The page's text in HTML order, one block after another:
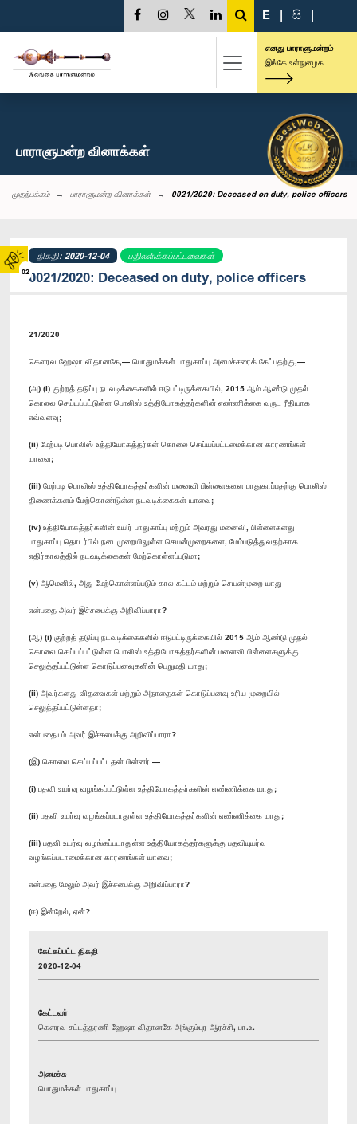
02
E | සි |
எனது பாராளுமன்றம்
இங்கே உள்நுழைக
பாராளுமன்ற வினாக்கள்
முதற்பக்கம் பாராளுமன்ற வினாக்கள் 0021/2020: Deceased on duty, police officers
திகதி: 2020-12-04 பதிலளிக்கப்பட்டவைகள்
0021/2020: Deceased on duty, police officers
21/2020
கௌரவ ஹேஷா விதானகே,— பொதுமக்கள் பாதுகாப்பு அமைச்சரைக் கேட்பதற்கு,—
(அ) (i) குற்றத் தடுப்பு நடவடிக்கைகளில் ஈடுபட்டிருக்கையில், 2015 ஆம் ஆண்டு முதல்
கொலை செய்யப்பட்டுள்ள பொலிஸ் உத்தியோகத்தர்களின் எண்ணிக்கை வருட ரீதியாக
எவ்வளவு;
(ii) மேற்படி பொலிஸ் உத்தியோகத்தர்கள் கொலை செய்யப்பட்டமைக்கான காரணங்கள்
யாவை;
(iii) மேற்படி பொலிஸ் உத்தியோகத்தர்களின் மனைவி பிள்ளைகளை பாதுகாப்பதற்கு பொலிஸ்
திணைக்களம் மேற்கொண்டுள்ள நடவடிக்கைகள் யாவை;
(iv) உத்தியோகத்தர்களின் உயிர் பாதுகாப்பு மற்றும் அவரது மனைவி, பிள்ளைகளது
பாதுகாப்பு தொடர்பில் நடைமுறையிலுள்ள செயன்முறைகளை, மேம்படுத்துவதற்காக
எதிர்காலத்தில் நடவடிக்கைகள் மேற்கொள்ளப்படுமா;
(v) ஆமெனில், அது மேற்கொள்ளப்படும் கால கட்டம் மற்றும் செயன்முறை யாது
என்பதை அவர் இச்சபைக்கு அறிவிப்பாரா?
(ஆ) (i) குற்றத் தடுப்பு நடவடிக்கைகளில் ஈடுபட்டிருக்கையில் 2015 ஆம் ஆண்டு முதல்
கொலை செய்யப்பட்டுள்ள பொலிஸ் உத்தியோகத்தர்களின் மனைவி பிள்ளைகளுக்கு
செலுத்தப்பட்டுள்ள கொடுப்பனவுகளின் பெறுமதி யாது;
(ii) அவர்களது விதவைகள் மற்றும் அநாதைகள் கொடுப்பனவு உரிய முறையில்
செலுத்தப்பட்டுள்ளதா;
என்பதையும் அவர் இச்சபைக்கு அறிவிப்பாரா?
(இ) கொலை செய்யப்பட்டதன் பின்னர் —
(i) பதவி உயர்வு வழங்கப்பட்டுள்ள உத்தியோகத்தர்களின் எண்ணிக்கை யாது;
(ii) பதவி உயர்வு வழங்கப்படாதுள்ள உத்தியோகத்தர்களின் எண்ணிக்கை யாது;
(iii) பதவி உயர்வு வழங்கப்படாதுள்ள உத்தியோகத்தர்களுக்கு பதவியுயர்வு
வழங்கப்படாமைக்கான காரணங்கள் யாவை;
என்பதை மேலும் அவர் இச்சபைக்கு அறிவிப்பாரா?
(ஈ) இன்றேல், ஏன்?
கேட்கப்பட்ட திகதி
2020-12-04
கேட்டவர்
கௌரவ சட்டத்தரணி ஹேஷா விதானகே அங்கும்புர ஆரச்சி, பா.உ.
அமைச்சு
பொதுமக்கள் பாதுகாப்பு